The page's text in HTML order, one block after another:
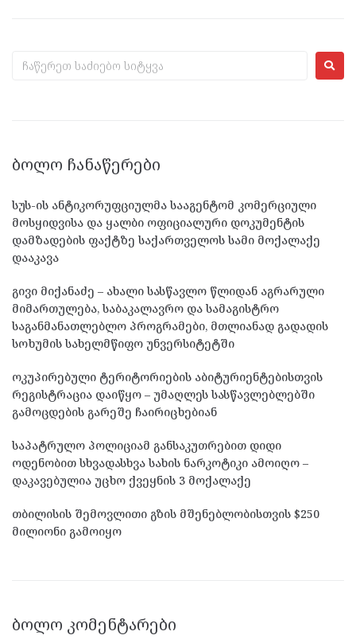
ᲑᲝᲚᲝ ᲩᲐᲜᲐᲬᲔᲠᲔᲑᲘ
სუს-ის ანტიკორუფციულმა სააგენტომ კომერციული
მოსყიდვისა და ყალბი ოფიციალური დოკუმენტის
დამზადების ფაქტზე საქართველოს სამი მოქალაქე
დააკავა
გივი მიქანაძე – ახალი სასწავლო წლიდან აგრარული
მიმართულება, საბაკალავრო და სამაგისტრო
საგანმანათლებლო პროგრამები, მთლიანად გადადის
სოხუმის სახელმწიფო უნვერსიტეტში
ოკუპირებული ტერიტორიების აბიტურიენტებისთვის
რეგისტრაცია დაიწყო – უმაღლეს სასწავლებლებში
გამოცდების გარეშე ჩაირიცხებიან
საპატრულო პოლიციამ განსაკუთრებით დიდი
ოდენობით სხვადასხვა სახის ნარკოტიკი ამოიღო –
დაკავებულია უცხო ქვეყნის 3 მოქალაქე
თბილისის შემოვლითი გზის მშენებლობისთვის $250
მილიონი გამოიყო
ᲑᲝᲚᲝ ᲙᲝᲛᲔᲜᲢᲐᲠᲔᲑᲘ